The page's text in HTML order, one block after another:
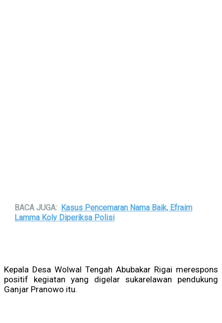
BACA JUGA: Kasus Pencemaran Nama Baik, Efraim
Lamma Koly Diperiksa Polisi
Kepala Desa Wolwal Tengah Abubakar Rigai merespons
positif kegiatan yang digelar sukarelawan pendukung
Ganjar Pranowo itu.